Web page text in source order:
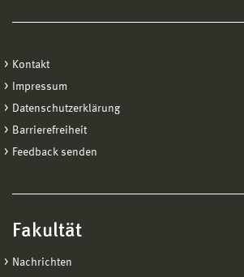
Kontakt
Impressum
Datenschutzerklärung
Barrierefreiheit
Feedback senden
Fakultät
Nachrichten